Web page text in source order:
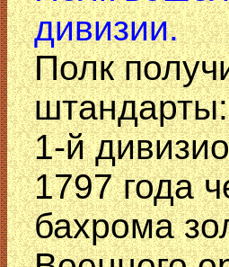
дивизии.
Полк
штандарты:
1-й
1797 года
бахрома